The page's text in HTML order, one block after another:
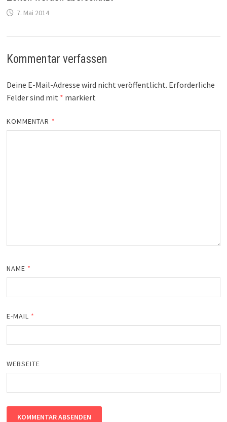
7. Mai 2014
Kommentar verfassen
Deine E-Mail-Adresse wird nicht veröffentlicht. Erforderliche
Felder sind mit * markiert
KOMMENTAR *
NAME *
E-MAIL *
WEBSEITE